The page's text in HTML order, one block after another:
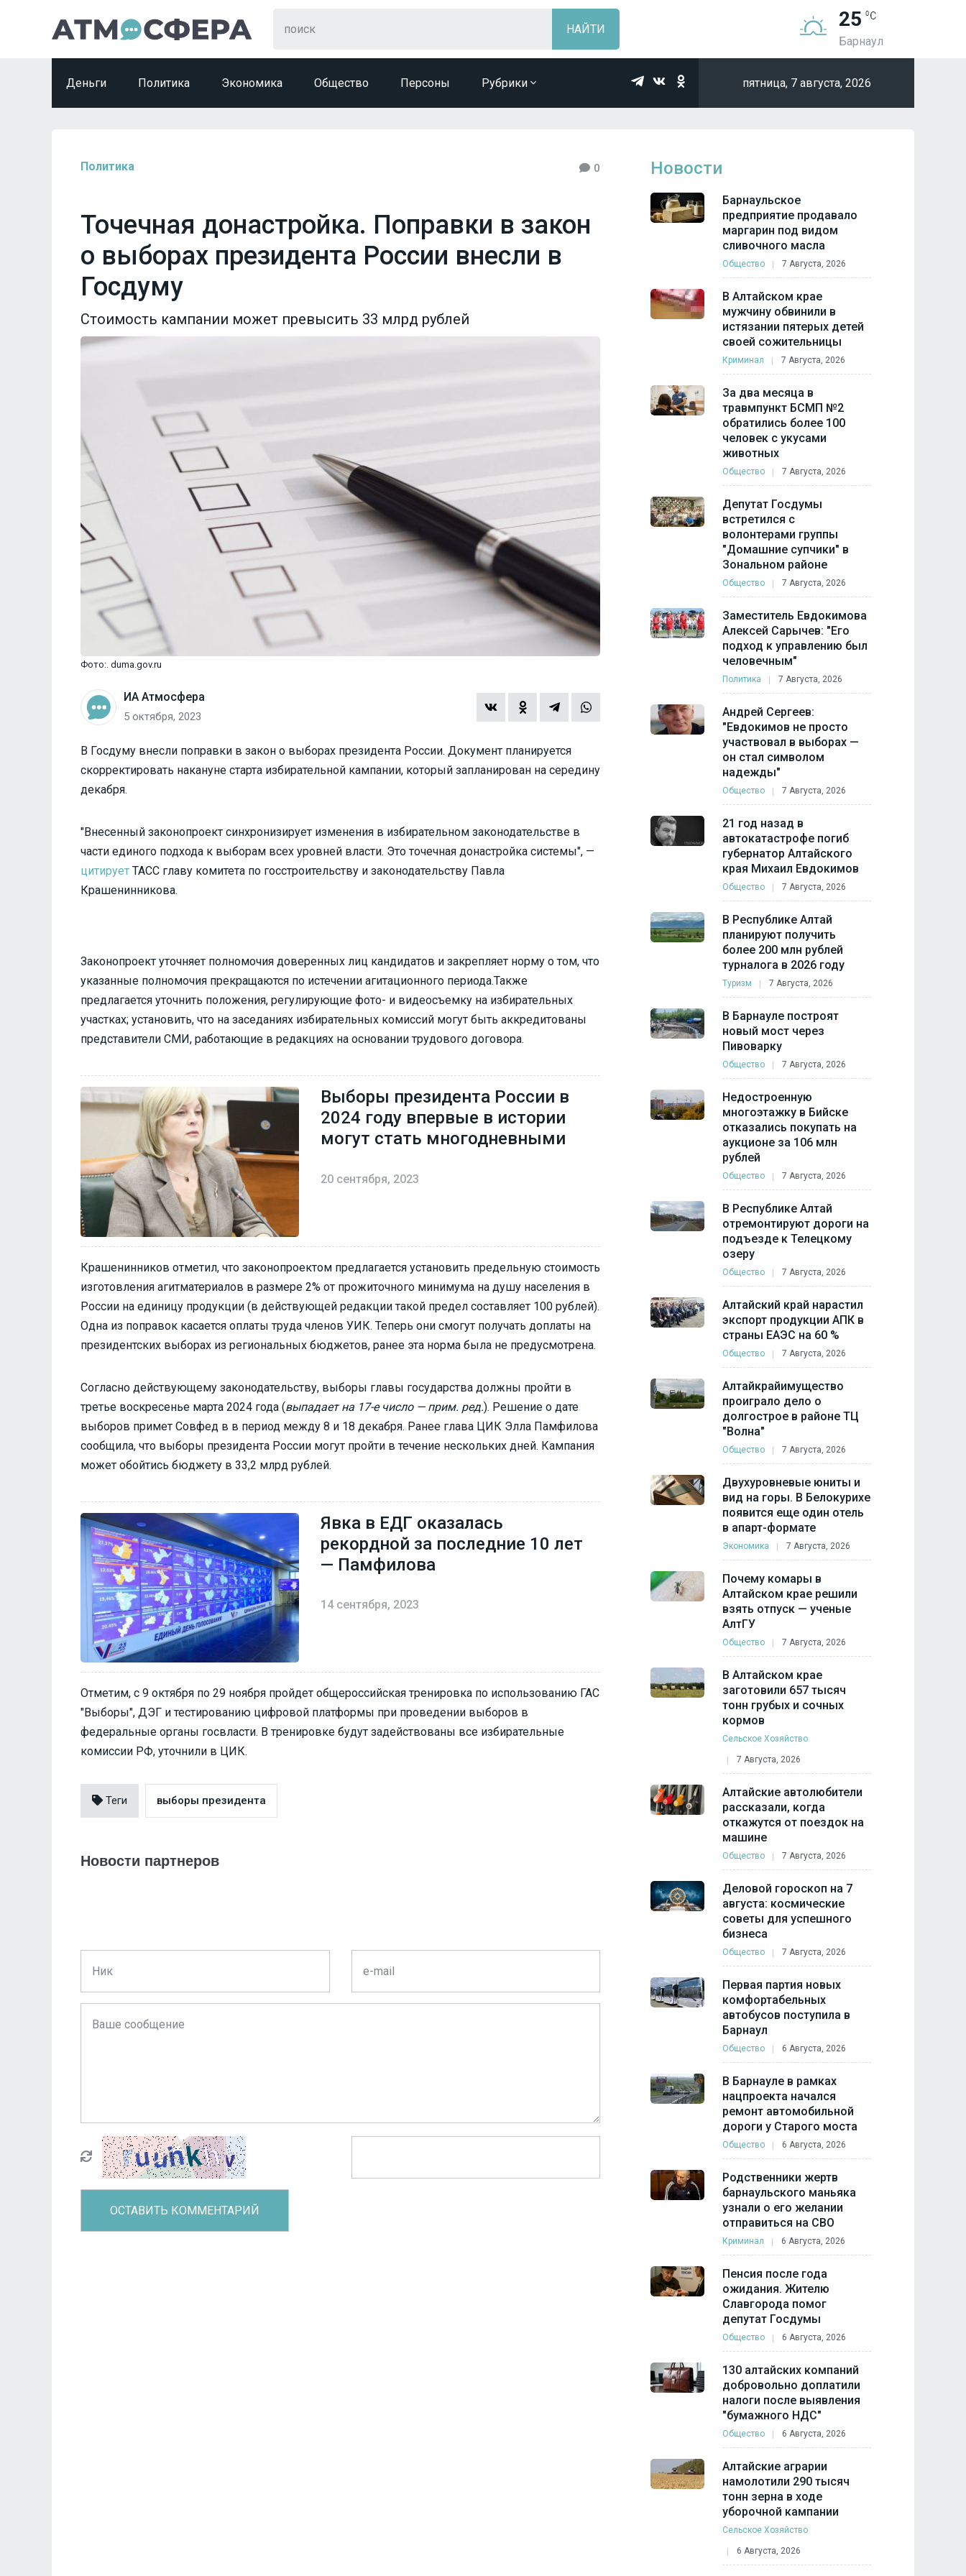
25
Барнаул
Деньги Политика Экономика Общество Персоны Рубрики пятница, 7 августа, 2026
Политика 0
Точечная донастройка. Поправки в закон
о выборах президента России внесли в
Госдуму
Стоимость кампании может превысить 33 млрд рублей
Фото:. duma.gov.ru
ИА Атмосфера
5 октября, 2023
В Госдуму внесли поправки в закон о выборах президента России. Документ планируется
скорректировать накануне старта избирательной кампании, который запланирован на середину
декабря.
"Внесенный законопроект синхронизирует изменения в избирательном законодательстве в
части единого подхода к выборам всех уровней власти. Это точечная донастройка системы", —
цитирует ТАСС главу комитета по госстроительству и законодательству Павла
Крашенинникова.
Законопроект уточняет полномочия доверенных лиц кандидатов и закрепляет норму о том, что
указанные полномочия прекращаются по истечении агитационного периода.Также
предлагается уточнить положения, регулирующие фото- и видеосъемку на избирательных
участках; установить, что на заседаниях избирательных комиссий могут быть аккредитованы
представители СМИ, работающие в редакциях на основании трудового договора.
Выборы президента России в
2024 году впервые в истории
могут стать многодневными
20 сентября, 2023
Крашенинников отметил, что законопроектом предлагается установить предельную стоимость
изготовления агитматериалов в размере 2% от прожиточного минимума на душу населения в
России на единицу продукции (в действующей редакции такой предел составляет 100 рублей).
Одна из поправок касается оплаты труда членов УИК. Теперь они смогут получать доплаты на
президентских выборах из региональных бюджетов, ранее эта норма была не предусмотрена.
Согласно действующему законодательству, выборы главы государства должны пройти в
третье воскресенье марта 2024 года (выпадает на 17-е число — прим. ред.). Решение о дате
выборов примет Совфед в в период между 8 и 18 декабря. Ранее глава ЦИК Элла Памфилова
сообщила, что выборы президента России могут пройти в течение нескольких дней. Кампания
может обойтись бюджету в 33,2 млрд рублей.
Явка в ЕДГ оказалась
рекордной за последние 10 лет
— Памфилова
14 сентября, 2023
Отметим, с 9 октября по 29 ноября пройдет общероссийская тренировка по использованию ГАС
"Выборы", ДЭГ и тестированию цифровой платформы при проведении выборов в
федеральные органы госвласти. В тренировке будут задействованы все избирательные
комиссии РФ, уточнили в ЦИК.
Теги выборы президента
Новости партнеров
Новости
Барнаульское
предприятие продавало
маргарин под видом
сливочного масла
Общество 7 Августа, 2026
В Алтайском крае
мужчину обвинили в
истязании пятерых детей
своей сожительницы
Криминал 7 Августа, 2026
За два месяца в
травмпункт БСМП №2
обратились более 100
человек с укусами
животных
Общество 7 Августа, 2026
Депутат Госдумы
встретился с
волонтерами группы
"Домашние супчики" в
Зональном районе
Общество 7 Августа, 2026
Заместитель Евдокимова
Алексей Сарычев: "Его
подход к управлению был
человечным"
Политика 7 Августа, 2026
Андрей Сергеев:
"Евдокимов не просто
участвовал в выборах —
он стал символом
надежды"
Общество 7 Августа, 2026
21 год назад в
автокатастрофе погиб
губернатор Алтайского
края Михаил Евдокимов
Общество 7 Августа, 2026
В Республике Алтай
планируют получить
более 200 млн рублей
турналога в 2026 году
Туризм 7 Августа, 2026
В Барнауле построят
новый мост через
Пивоварку
Общество 7 Августа, 2026
Недостроенную
многоэтажку в Бийске
отказались покупать на
аукционе за 106 млн
рублей
Общество 7 Августа, 2026
В Республике Алтай
отремонтируют дороги на
подъезде к Телецкому
озеру
Общество 7 Августа, 2026
Алтайский край нарастил
экспорт продукции АПК в
страны ЕАЭС на 60 %
Общество 7 Августа, 2026
Алтайкрайимущество
проиграло дело о
долгострое в районе ТЦ
"Волна"
Общество 7 Августа, 2026
Двухуровневые юниты и
вид на горы. В Белокурихе
появится еще один отель
в апарт-формате
Экономика 7 Августа, 2026
Почему комары в
Алтайском крае решили
взять отпуск — ученые
АлтГУ
Общество 7 Августа, 2026
В Алтайском крае
заготовили 657 тысяч
тонн грубых и сочных
кормов
Сельское Хозяйство
7 Августа, 2026
Алтайские автолюбители
рассказали, когда
откажутся от поездок на
машине
Общество 7 Августа, 2026
Деловой гороскоп на 7
августа: космические
советы для успешного
бизнеса
Общество 7 Августа, 2026
Первая партия новых
комфортабельных
автобусов поступила в
Барнаул
Общество 6 Августа, 2026
В Барнауле в рамках
нацпроекта начался
ремонт автомобильной
дороги у Старого моста
Общество 6 Августа, 2026
Родственники жертв
барнаульского маньяка
узнали о его желании
отправиться на СВО
Криминал 6 Августа, 2026
Пенсия после года
ожидания. Жителю
Славгорода помог
депутат Госдумы
Общество 6 Августа, 2026
130 алтайских компаний
добровольно доплатили
налоги после выявления
"бумажного НДС"
Общество 6 Августа, 2026
Алтайские аграрии
намолотили 290 тысяч
тонн зерна в ходе
уборочной кампании
Сельское Хозяйство
6 Августа, 2026